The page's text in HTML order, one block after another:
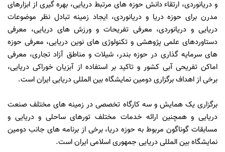
و دریانوردی، ارتقاء دانش حوزه های مرتبط دریایی، بهره گیری از ابزارهای
مدرن برای حوزه دریا و دریانوردی، ایجاد زمینه تبادل نظر موضوعات
دریایی و دریانوردی، معرفی تفریحات و ورزش های دریایی، معرفی
دستاوردهای علمی پژوهشی و تکنولوژی های نوین دریایی، معرفی حوزه
های سرمایه گذاری در حوزه بندر، شیلات و مناطق آزاد تجاری، معرفی
اماکن تفریحی آبی کشور و تاکید بر استفاده از آبزیان خوراکی دریایی،
برخی از اهداف برگزاری دومین نمایشگاه بین المللی دریایی ایران است.
برگزاری یک همایش و سه کارگاه تخصصی در زمینه های مختلف صنعت
دریایی و همچنین ارائه خدمات مختلف تورهای ساحلی و دریایی و
مسابقات گوناگون مربوط به حوزه دریا، برخی از برنامه های جانب دومین
نمایشگاه بین المللی دریایی جمهوری اسلامی ایران است.